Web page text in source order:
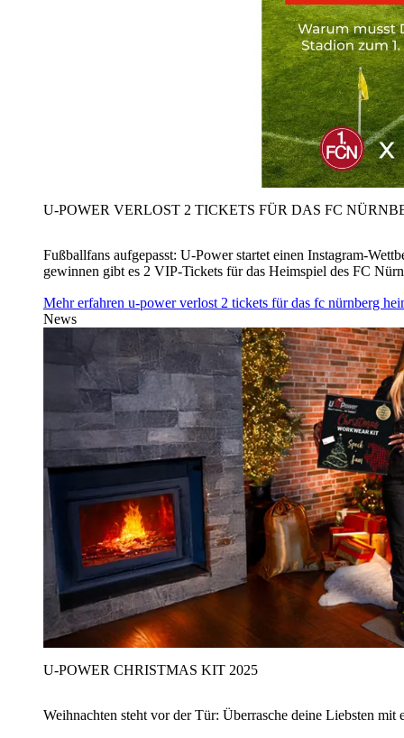
U‑POWER VERLOST 2 TICKETS FÜR DAS FC
Fußballfans aufgepasst: U‑Power startet einen Instagram-
gewinnen gibt es 2 VIP-Tickets für das Heimspiel des FC
Mehr erfahren u‑power verlost 2 tickets für das fc nürnberg
News
U‑POWER CHRISTMAS KIT 2025
Weihnachten steht vor der Tür: Überrasche deine Liebsten